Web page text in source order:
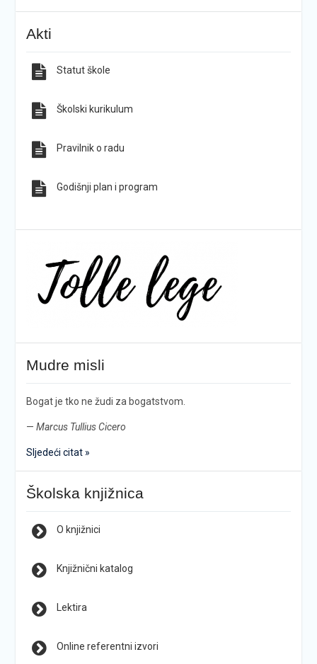
Akti
Statut škole
Školski kurikulum
Pravilnik o radu
Godišnji plan i program
Mudre misli
Bogat je tko ne žudi za bogatstvom.
— Marcus Tullius Cicero
Sljedeći citat »
Školska knjižnica
O knjižnici
Knjižnični katalog
Lektira
Online referentni izvori